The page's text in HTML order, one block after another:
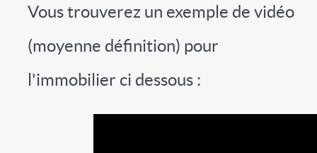
Vous trouverez un exemple de vidéo
(moyenne définition) pour
l'immobilier ci dessous :